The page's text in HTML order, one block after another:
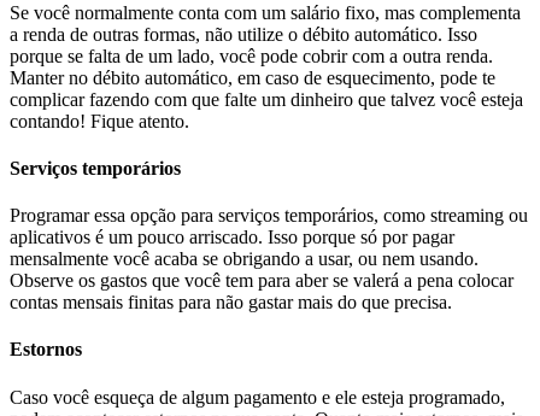
Se você normalmente conta com um salário fixo, mas complementa
a renda de outras formas, não utilize o débito automático. Isso
porque se falta de um lado, você pode cobrir com a outra renda.
Manter no débito automático, em caso de esquecimento, pode te
complicar fazendo com que falte um dinheiro que talvez você esteja
contando! Fique atento.
Serviços temporários
Programar essa opção para serviços temporários, como streaming ou
aplicativos é um pouco arriscado. Isso porque só por pagar
mensalmente você acaba se obrigando a usar, ou nem usando.
Observe os gastos que você tem para aber se valerá a pena colocar
contas mensais finitas para não gastar mais do que precisa.
Estornos
Caso você esqueça de algum pagamento e ele esteja programado,